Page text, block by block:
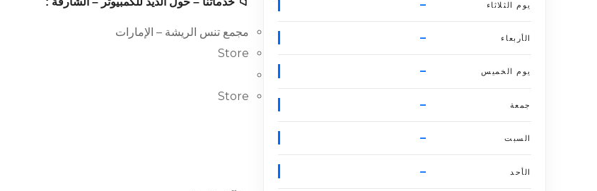
يوم الثلاثاء –
الأربعاء –
يوم الخميس –
جمعة –
السبت –
الأحد –
مجمع تنس الريشة – الإمارات
Store
Store